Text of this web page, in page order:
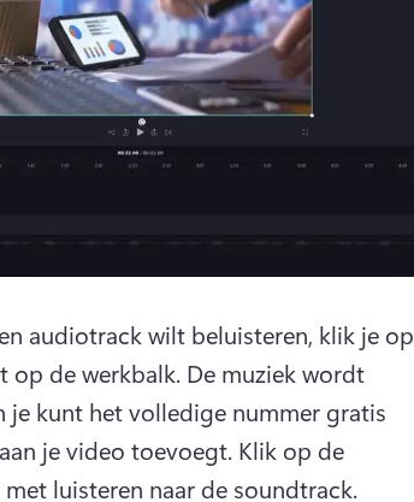
​​audiotrack wilt beluisteren, klik je op
op de werkbalk. De muziek wordt
je kunt het volledige nummer gratis
je video toevoegt. Klik op de
luisteren naar de soundtrack.